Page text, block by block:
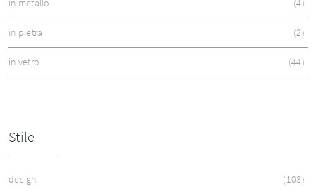
in metallo 4
in pietra 2
in vetro 44
Stile
design 103